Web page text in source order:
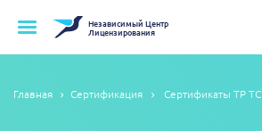
НезависимыйЦентр
Лицензирования
Главная Сертификация Сертификаты ТР ТС